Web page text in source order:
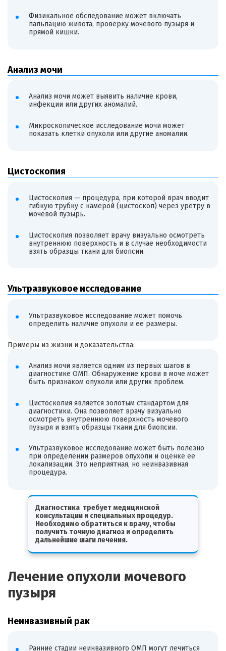
Физикальное обследование может включать
пальпацию живота, проверку мочевого пузыря и
прямой кишки.
Анализ мочи
Анализ мочи может выявить наличие крови,
инфекции или других аномалий.
Микроскопическое исследование мочи может
показать клетки опухоли или другие аномалии.
Цистоскопия
Цистоскопия — процедура, при которой врач вводит
гибкую трубку с камерой (цистоскоп) через уретру в
мочевой пузырь.
Цистоскопия позволяет врачу визуально осмотреть
внутреннюю поверхность и в случае необходимости
взять образцы ткани для биопсии.
Ультразвуковое исследование
Ультразвуковое исследование может помочь
определить наличие опухоли и ее размеры.
Примеры из жизни и доказательства:
Анализ мочи является одним из первых шагов в
диагностике ОМП. Обнаружение крови в моче может
быть признаком опухоли или других проблем.
Цистоскопия является золотым стандартом для
диагностики. Она позволяет врачу визуально
осмотреть внутреннюю поверхность мочевого
пузыря и взять образцы ткани для биопсии.
Ультразвуковое исследование может быть полезно
при определении размеров опухоли и оценке ее
локализации. Это неприятная, но неинвазивная
процедура.
Диагностика требует медицинской
консультации и специальных процедур.
Необходимо обратиться к врачу, чтобы
получить точную диагноз и определить
дальнейшие шаги лечения.
Лечение опухоли мочевого
пузыря
Неинвазивный рак
Ранние стадии неинвазивного ОМП могут лечиться